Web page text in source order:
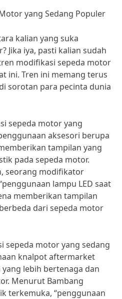
yang Sedang Populer
kalian yang suka
Jika iya, pasti kalian sudah
modifikasi sepeda motor
ini. Tren ini memang terus
sorotan para pecinta dunia
sepeda motor yang
aksesori berupa
tampilan yang
pada sepeda motor.
seorang modifikator
lampu LED saat
memberikan tampilan
dari sepeda motor
sepeda motor yang sedang
knalpot aftermarket
lebih bertenaga dan
Menurut Bambang
terkemuka, “penggunaan